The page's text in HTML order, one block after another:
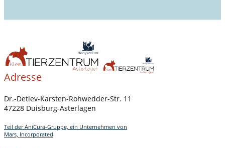
Adresse
Dr.-Detlev-Karsten-Rohwedder-Str. 11
47228 Duisburg-Asterlagen
Teil der AniCura-Gruppe, ein Unternehmen von
Mars, Incorporated